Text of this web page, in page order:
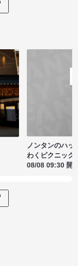
ノンタンのハッ
わくピクニック
08/08 09:30 開